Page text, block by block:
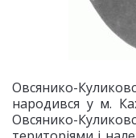
Овсянико-
народився у м.
Овсянико-